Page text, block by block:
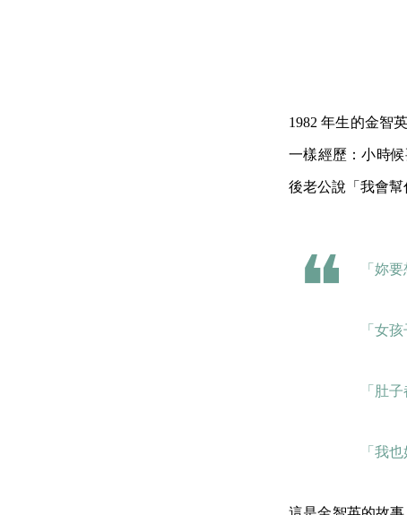
1982 年生的金智
一樣經歷：小時
後老公說「我會
「妳
「女
「肚
「我